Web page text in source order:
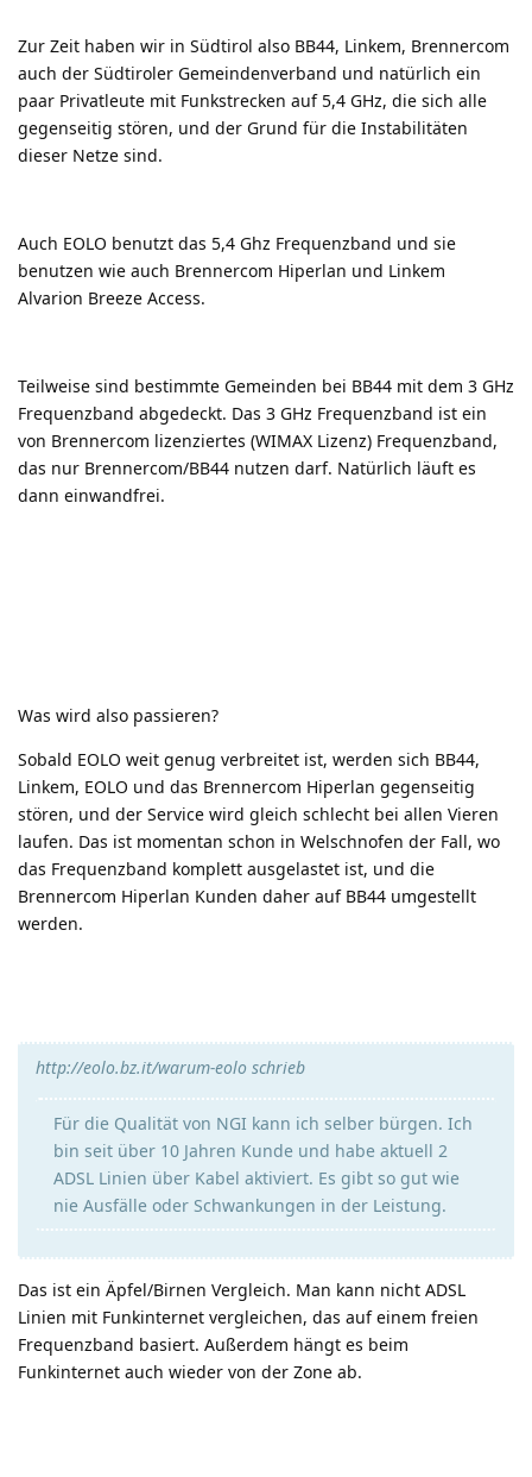
Zur Zeit haben wir in Südtirol also BB44, Linkem, Brennercom
auch der Südtiroler Gemeindenverband und natürlich ein
paar Privatleute mit Funkstrecken auf 5,4 GHz, die sich alle
gegenseitig stören, und der Grund für die Instabilitäten
dieser Netze sind.
Auch EOLO benutzt das 5,4 Ghz Frequenzband und sie
benutzen wie auch Brennercom Hiperlan und Linkem
Alvarion Breeze Access.
Teilweise sind bestimmte Gemeinden bei BB44 mit dem 3 GHz
Frequenzband abgedeckt. Das 3 GHz Frequenzband ist ein
von Brennercom lizenziertes (WIMAX Lizenz) Frequenzband,
das nur Brennercom/BB44 nutzen darf. Natürlich läuft es
dann einwandfrei.
Was wird also passieren?
Sobald EOLO weit genug verbreitet ist, werden sich BB44,
Linkem, EOLO und das Brennercom Hiperlan gegenseitig
stören, und der Service wird gleich schlecht bei allen Vieren
laufen. Das ist momentan schon in Welschnofen der Fall, wo
das Frequenzband komplett ausgelastet ist, und die
Brennercom Hiperlan Kunden daher auf BB44 umgestellt
werden.
http://eolo.bz.it/warum-eolo schrieb
Für die Qualität von NGI kann ich selber bürgen. Ich
bin seit über 10 Jahren Kunde und habe aktuell 2
ADSL Linien über Kabel aktiviert. Es gibt so gut wie
nie Ausfälle oder Schwankungen in der Leistung.
Das ist ein Äpfel/Birnen Vergleich. Man kann nicht ADSL
Linien mit Funkinternet vergleichen, das auf einem freien
Frequenzband basiert. Außerdem hängt es beim
Funkinternet auch wieder von der Zone ab.